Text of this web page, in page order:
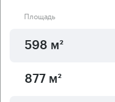
Площадь
598 м²
877 м²